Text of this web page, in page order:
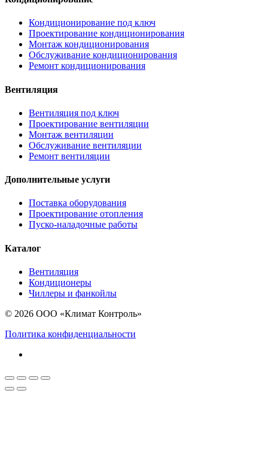
Кондиционирование под ключ
Проектирование кондиционирования
Монтаж кондиционирования
Обслуживание кондиционирования
Ремонт кондиционирования
Вентиляция
Вентиляция под ключ
Проектирование вентиляции
Монтаж вентиляции
Обслуживание вентиляции
Ремонт вентиляции
Дополнительные услуги
Поставка оборудования
Проектирование отопления
Пуско-наладочные работы
Каталог
Вентиляция
Кондиционеры
Чиллеры и фанкойлы
© 2026 ООО «Климат Контроль»
Политика конфиденциальности